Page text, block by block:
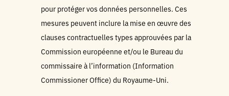
pour protéger vos données personnelles. Ces
mesures peuvent inclure la mise en œuvre des
clauses contractuelles types approuvées par la
Commission européenne et/ou le Bureau du
commissaire à l’information (Information
Commissioner Office) du Royaume-Uni.